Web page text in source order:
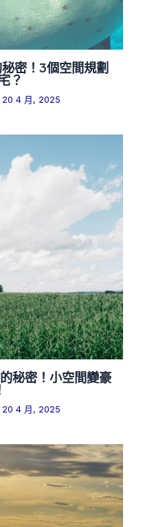
密！3個空間規劃
？
20 4 月, 2025
秘密！小空間變豪
20 4 月, 2025